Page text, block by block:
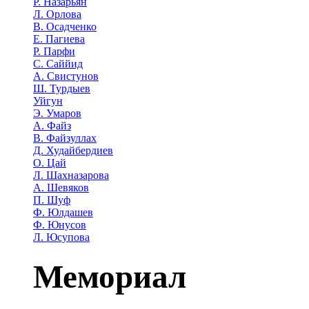
Л. Орлова
В. Осадченко
Е. Пагиева
Р. Парфи
С. Саййид
А. Свистунов
Ш. Турдыев
Уйгун
Э. Умаров
А. Файз
В. Файзуллах
Д. Худайбердиев
О. Цай
Л. Шахназарова
А. Шевяков
П. Шуф
Ф. Юлдашев
Ф. Юнусов
Л. Юсупова
Мемориал